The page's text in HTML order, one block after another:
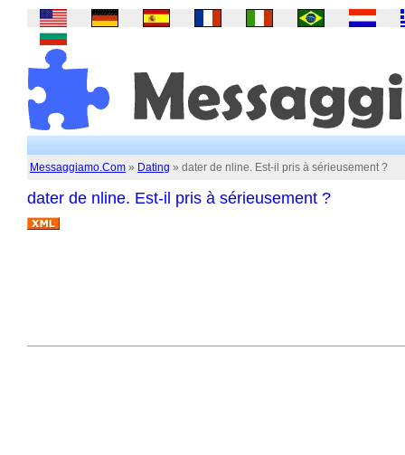
Messaggiamo.Com » Dating » dater de nline. Est-il pris à sérieusement ?
dater de nline. Est-il pris à sérieusement ?